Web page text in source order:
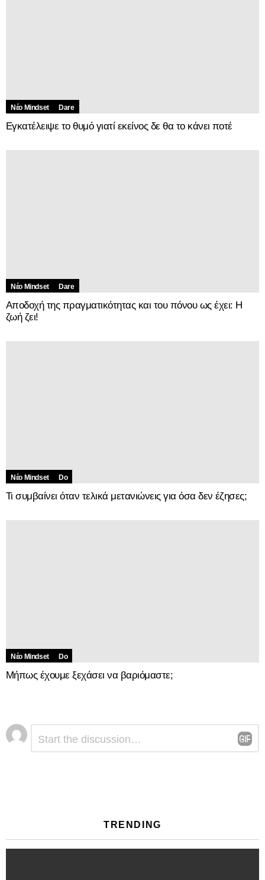
Νέο Mindset Dare
Εγκατέλειψε το θυμό γιατί εκείνος δε θα το κάνει ποτέ
Νέο Mindset Dare
Αποδοχή της πραγματικότητας και του πόνου ως έχει: Η
ζωή ζει!
Νέο Mindset Do
Τι συμβαίνει όταν τελικά μετανιώνεις για όσα δεν έζησες;
Νέο Mindset Do
Μήπως έχουμε ξεχάσει να βαριόμαστε;
Αφήστε
μια
απάντηση
TRENDING